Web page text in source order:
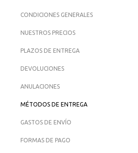
CONDICIONES GENERALES
NUESTROS PRECIOS
PLAZOS DE ENTREGA
DEVOLUCIONES
ANULACIONES
MÉTODOS DE ENTREGA
GASTOS DE ENVÍO
FORMAS DE PAGO